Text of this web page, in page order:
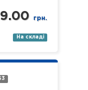
грн.
На складі